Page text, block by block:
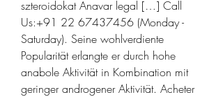
szteroidokat Anavar legal […] Call
Us:+91 22 67437456 (Monday -
Saturday). Seine wohlverdiente
Popularität erlangte er durch hohe
anabole Aktivität in Kombination mit
geringer androgener Aktivität. Acheter